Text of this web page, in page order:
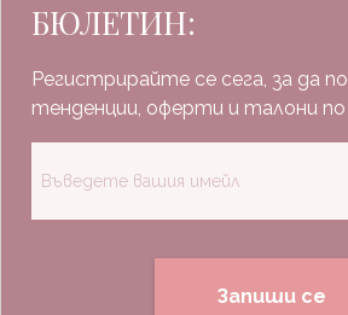
БЮЛЕТИН:
Регистрирайте се сега, за да
тенденции, оферти и талони по
Запиши се